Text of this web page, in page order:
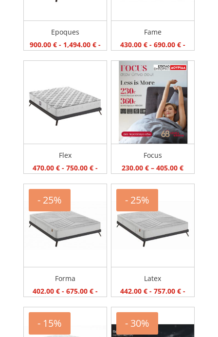
Epoques
900.00€ - 1,494.00€ -
Fame
430.00 €- 690.00 € -
Flex
470.00€ -750.00€ -
Focus
230.00€ –405.00€
- 25%
Forma
402.00€ -675.00€ -
- 25%
Latex
442.00 €- 757.00 € -
- 15% - 30%